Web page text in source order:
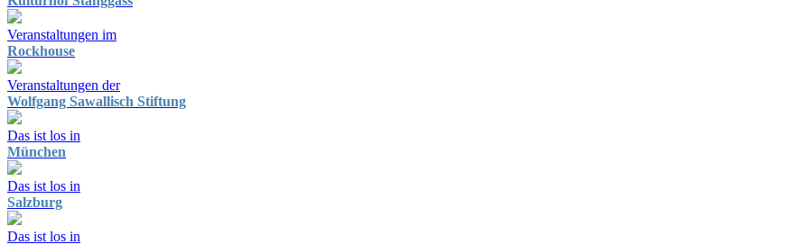
Veranstaltungen im
Rockhouse
Veranstaltungen der
Wolfgang Sawallisch Stiftung
Das ist los in
München
Das ist los in
Salzburg
Das ist los in